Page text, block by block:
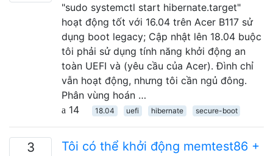
"sudo systemctl start hibernate.target"
hoạt động tốt với 16.04 trên Acer B117 sử
dụng boot legacy; Cập nhật lên 18.04 buộc
tôi phải sử dụng tính năng khởi động an
toàn UEFI và (yêu cầu của Acer). Đình chỉ
vẫn hoạt động, nhưng tôi cần ngủ đông.
Phân vùng hoán …
14
18.04 uefi hibernate secure-boot
3
Tôi có thể khởi động memtest86 +